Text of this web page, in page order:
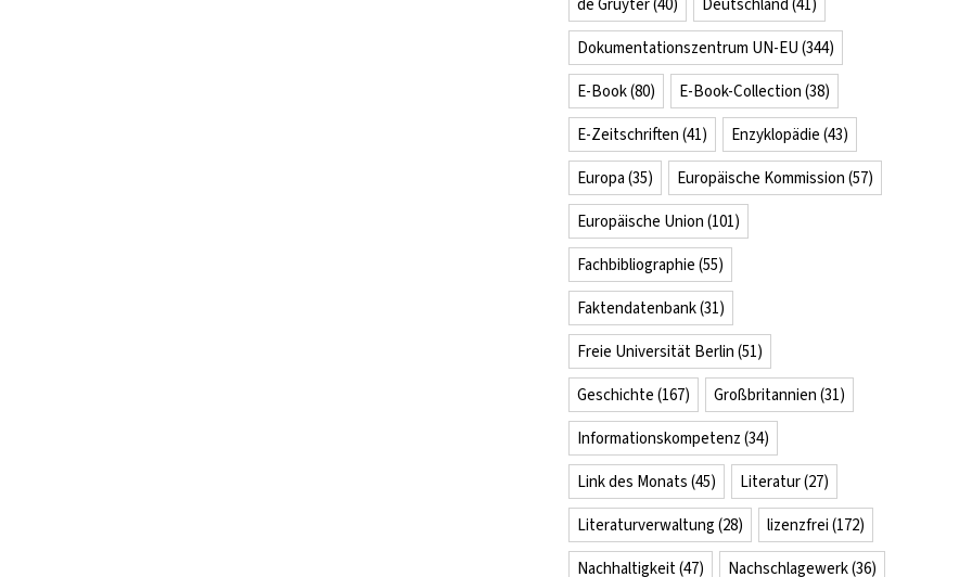
Dokumentationszentrum UN-EU (344)
E-Book(80) E-Book-Collection (38)
E-Zeitschriften (41) Enzyklopädie (43)
Europa (35) Europäische Kommission (57)
Europäische Union (101)
Fachbibliographie (55)
Faktendatenbank(31)
Freie Universität Berlin (51)
Geschichte (167) Großbritannien (31)
Informationskompetenz (34)
Link des Monats (45) Literatur(27)
Literaturverwaltung (28) lizenzfrei (172)
Nachhaltigkeit(47) Nachschlagewerk(36)